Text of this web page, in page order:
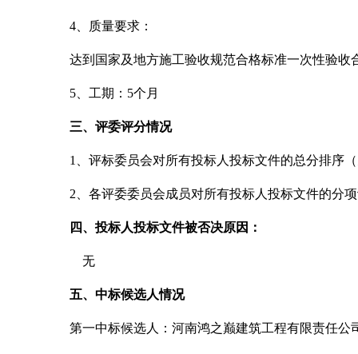
4、质量要求：
达到国家及地方施工验收规范合格标准一次性验收
5、工期：5个月
三、评委评分情况
1、评标委员会对所有投标人投标文件的总分排序
2、各评委委员会成员对所有投标人投标文件的分
四、投标人投标文件被否决原因：
无
五、中标候选人情况
第一中标候选人：河南鸿之巅建筑工程有限责任公